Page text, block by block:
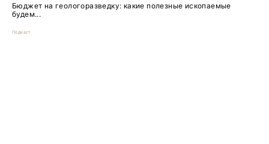
Бюджет на геологоразведку: какие полезные ископаемые
будем...
Подкаст